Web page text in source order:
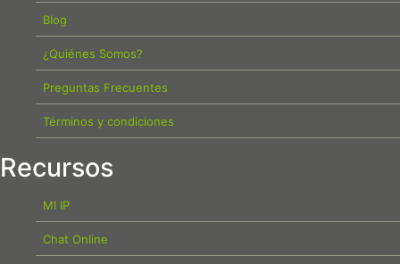
Blog
¿Quiénes Somos?
Preguntas Frecuentes
Términos y condiciones
Recursos
MI IP
Chat Online